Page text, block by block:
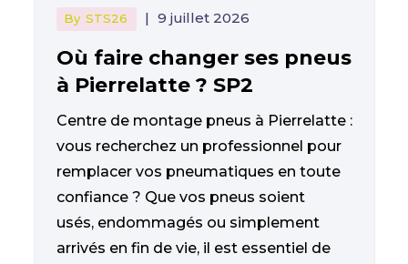
By STS26 | 9 juillet 2026
Où faire changer ses pneus
à Pierrelatte ? SP2
Centre de montage pneus à Pierrelatte :
vous recherchez un professionnel pour
remplacer vos pneumatiques en toute
confiance ? Que vos pneus soient
usés, endommagés ou simplement
arrivés en fin de vie, il est essentiel de